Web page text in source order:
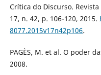
Crítica do Discurso.
17, n. 42, p. 106-120, 2015.
8077.2015v17n42p106.
PAGÈS, M. et al. O poder
2008.